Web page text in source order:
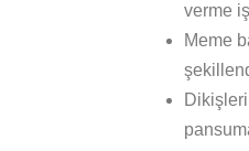
verme
Meme